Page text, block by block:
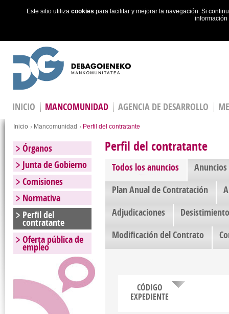
Este sitio utiliza cookies para facilitar y mejorar la navegación. Si
INICIO MANCOMUNIDAD AGENCIA DE DESARROLLO
Estás
Inicio Mancomunidad Perfil del contratante
Perfil del contratante
Todos los anuncios
Plan Anual de Contratación
Adjudicaciones
Modificación del Contrato
CÓDIGO
EXPEDIENTE
Órganos
Junta de Gobierno
Comisiones
Normativa
Perfil del
contratante
Oferta pública de
empleo